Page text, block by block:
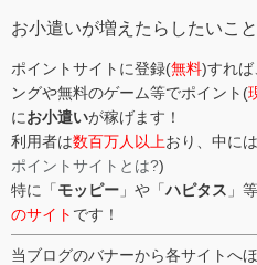
お小遣いが増えたらしたいこ
ポイントサイトに登録(無料)すれば
ングや無料のゲーム等でポイント(
にお小遣いが稼げます！
利用者は数百万人以上おり、中には
ポイントサイトとは?)
特に「モッピー 」や「ハピタス 」
のサイト です！
当ブログのバナーから各サイトへ